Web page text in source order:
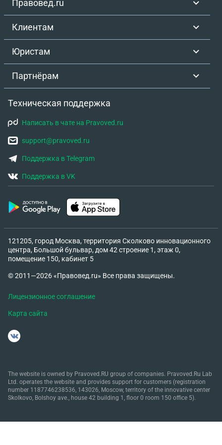
Правовед.ru
Клиентам
Юристам
Партнёрам
Техническая поддержка
Написать в чате на Pravoved.ru
support@pravoved.ru
Поддержка в Telegram
Поддержка в VK
121205, город Москва, территория Сколково инновационного
центра, Большой бульвар, дом 42 строение 1, этаж 0,
помещение 150, кабинет 5
© 2011—2026 «Правовед.ru» Все права защищены.
Лицензионное соглашение
Карта сайта
The website is owned by Pravoved.RU group of companies. Pravoved.Ru Lab
Ltd. operates the website and provides support for customers (registration
number 1187746238536, 143026, Moscow, territory of the innovative center
Skolkovo, Bolshoy ave., house 42 building 1, floor 0 room 150 office 5).